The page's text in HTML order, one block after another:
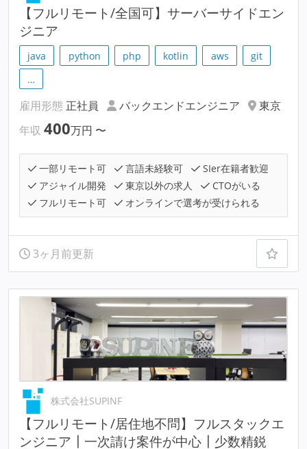
【フルリモート/全国可】サーバーサイドエン
ジニア
java python php kotlin aws
git
…
雇用形態 正社員 バックエンドエンジニア
東京
年収 400万円 〜
一部リモート可 言語未経験可
SIer在籍者歓迎
アジャイル開発
東京以外の求人
CTOがいる
フルリモート可
オンラインで選考が受けられる
3ヶ月前更新
株式会社SUPINF
【フルリモート/居住地不問】フルスタックエ
ンジニア┃一次請け案件が中心┃少数精鋭